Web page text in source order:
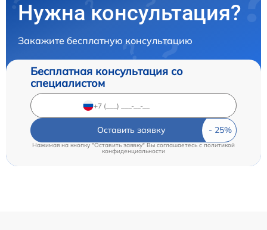
Нужна консультация?
Закажите бесплатную консультацию
Бесплатная консультация со
специалистом
Оставить заявку
Нажимая на кнопку "Оставить заявку" Вы соглашаетесь cполитикой
конфиденциальности